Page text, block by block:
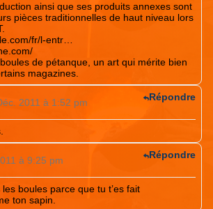
ainsi que ses produits annexes sont
pièces traditionnelles de haut niveau lors
fr/l-entr…
de pétanque, un art qui mérite bien
magazines.
2011 à 1:52 pm Répondre
à 9:25 pm
boules parce que tu t’es fait
ton sapin.
Répondre